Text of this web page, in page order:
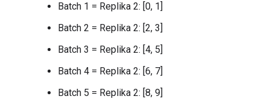
Batch 1 = Replika 2: [0, 1]
Batch 2 = Replika 2: [2, 3]
Batch 3 = Replika 2: [4, 5]
Batch 4 = Replika 2: [6, 7]
Batch 5 = Replika 2: [8, 9]